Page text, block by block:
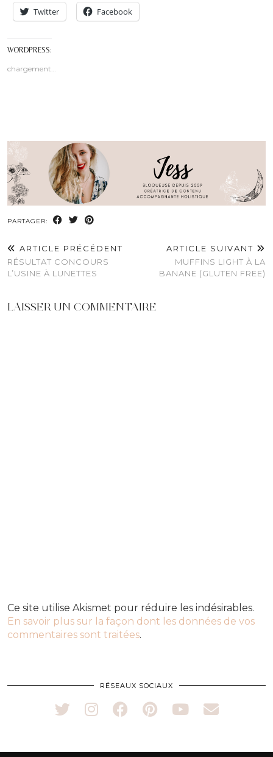
Twitter Facebook
WORDPRESS:
chargement…
PARTAGER:
ARTICLE PRÉCÉDENT
RÉSULTAT CONCOURS
L’USINE À LUNETTES
ARTICLE SUIVANT
MUFFINS LIGHT À LA
BANANE (GLUTEN FREE)
LAISSER UN COMMENTAIRE
Ce site utilise Akismet pour réduire les indésirables.
En savoir plus sur la façon dont les données de vos
commentaires sont traitées.
RÉSEAUX SOCIAUX